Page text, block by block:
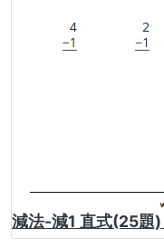
減法-減1 直式(25題